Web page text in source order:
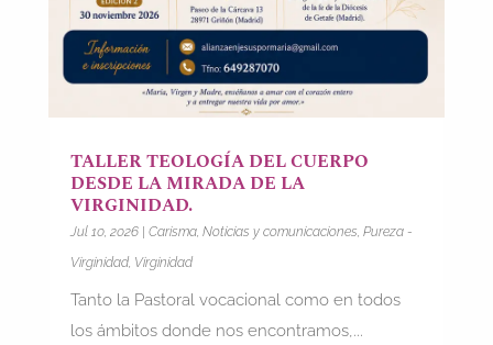
TALLER TEOLOGÍA DEL CUERPO
DESDE LA MIRADA DE LA
VIRGINIDAD.
Jul 10, 2026| Carisma, Noticias y comunicaciones, Pureza -
Virginidad, Virginidad
Tanto la Pastoral vocacional como en todos
los ámbitos donde nos encontramos,...